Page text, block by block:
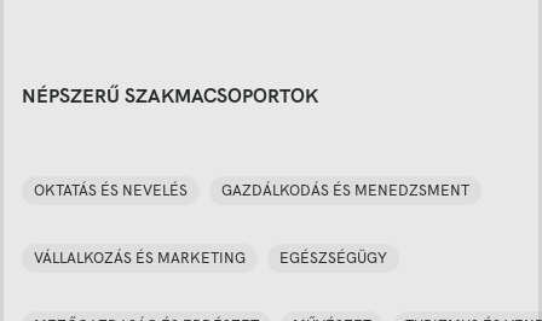
NÉPSZERŰ SZAKMACSOPORTOK
OKTATÁS ÉS NEVELÉS GAZDÁLKODÁS ÉS MENEDZSMENT
VÁLLALKOZÁS ÉS MARKETING EGÉSZSÉGÜGY